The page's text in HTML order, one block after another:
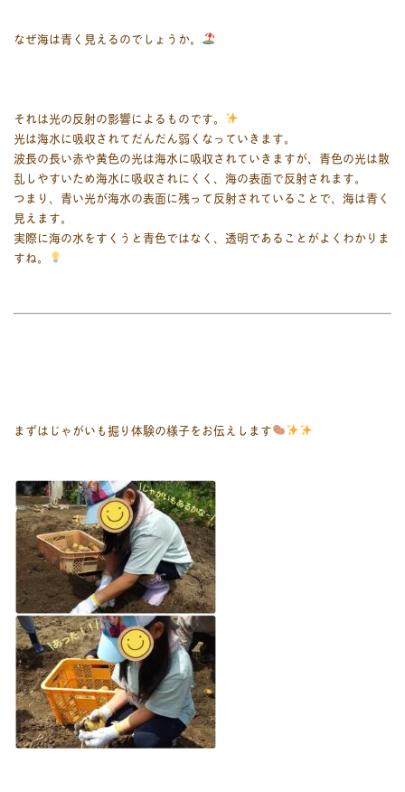
なぜ海は青く見えるのでしょうか。
それは光の反射の影響によるものです。
光は海水に吸収されてだんだん弱くなっていきます。
波長の長い赤や黄色の光は海水に吸収されていきますが、青色の光は散
乱しやすいため海水に吸収されにくく、海の表面で反射されます。
つまり、青い光が海水の表面に残って反射されていることで、海は青く
見えます。
実際に海の水をすくうと青色ではなく、透明であることがよくわかりま
すね。
まずはじゃがいも掘り体験の様子をお伝えします